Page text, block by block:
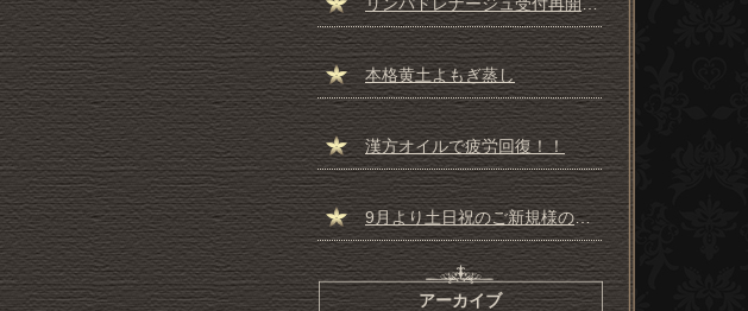
本格黄土よもぎ蒸し
漢方オイルで疲労回復！！
9月より土日祝のご新規様の受付一時停止のお知らせ
アーカイブ